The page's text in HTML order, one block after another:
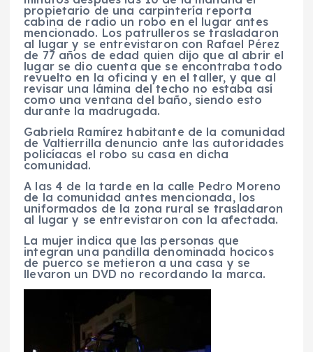
propietario de una carpintería reporta
cabina de radio un robo en el lugar antes
mencionado. Los patrulleros se trasladaron
al lugar y se entrevistaron con Rafael Pérez
de 77 años de edad quien dijo que al abrir el
lugar se dio cuenta que se encontraba todo
revuelto en la oficina y en el taller, y que al
revisar una lámina del techo no estaba así
como una ventana del baño, siendo esto
durante la madrugada.
Gabriela Ramírez habitante de la comunidad
de Valtierrilla denuncio ante las autoridades
policíacas el robo su casa en dicha
comunidad.
A las 4 de la tarde en la calle Pedro Moreno
de la comunidad antes mencionada, los
uniformados de la zona rural se trasladaron
al lugar y se entrevistaron con la afectada.
La mujer indica que las personas que
integran una pandilla denominada hocicos
de puerco se metieron a una casa y se
llevaron un DVD no recordando la marca.